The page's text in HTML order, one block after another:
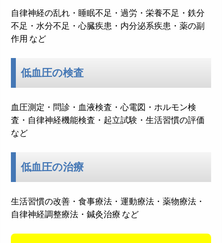
自律神経の乱れ・睡眠不足・過労・栄養不足・鉄分
不足・水分不足・心臓疾患・内分泌系疾患・薬の副
作用 など
低血圧の検査
血圧測定・問診・血液検査・心電図・ホルモン検
査・自律神経機能検査・起立試験・生活習慣の評価
など
低血圧の治療
生活習慣の改善・食事療法・運動療法・薬物療法・
自律神経調整療法・鍼灸治療 など